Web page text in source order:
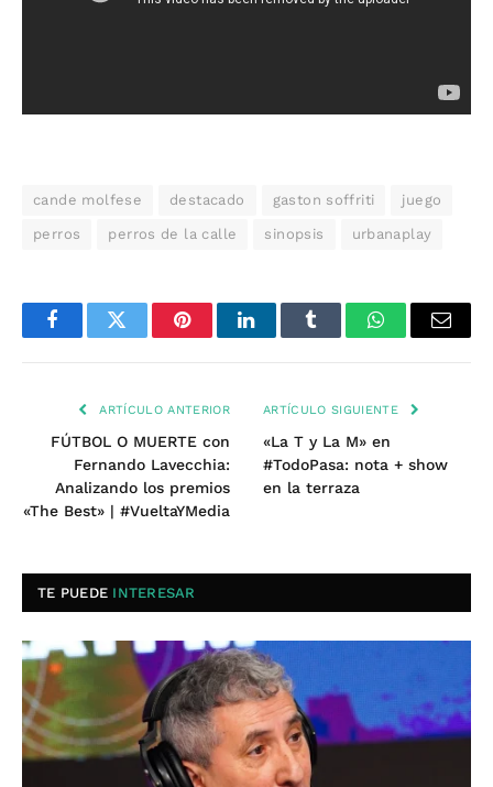
cande molfese destacado gaston soffriti juego
perros perros de la calle sinopsis urbanaplay
FacebookTwitter PinterestLinkedInTumblr WhatsAppEmail
ARTÍCULO ANTERIOR
FÚTBOL O MUERTE con
Fernando Lavecchia:
Analizando los premios
«The Best» | #VueltaYMedia
ARTÍCULO SIGUIENTE
«La T y La M» en
#TodoPasa: nota + show
en la terraza
TE PUEDE INTERESAR